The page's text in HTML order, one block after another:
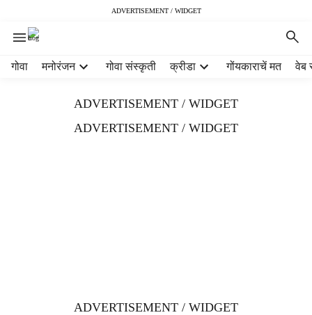
ADVERTISEMENT / WIDGET
गोवा मनोरंजन गोवा संस्कृती क्रीडा गोंयकाराचें मत वेब
ADVERTISEMENT / WIDGET
ADVERTISEMENT / WIDGET
ADVERTISEMENT / WIDGET